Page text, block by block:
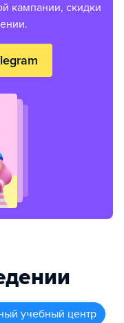
кампании, скидки
учебный центр